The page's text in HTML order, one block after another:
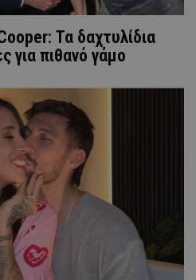
Τα δαχτυλίδια
για πιθανό γάμο